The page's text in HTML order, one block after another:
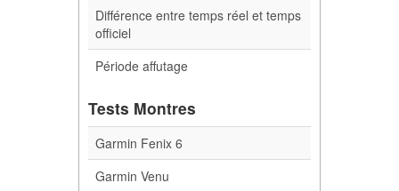
Différence entre temps réel et temps
officiel
Période affutage
Tests Montres
Garmin Fenix 6
Garmin Venu